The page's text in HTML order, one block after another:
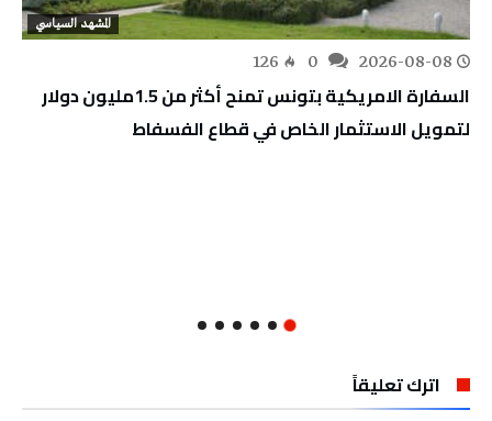
المشهد السياسي
2026-08-08
126
السفارة الامريكية بتونس تمنح أكثر من 1.5مليون دولار
لتمويل الاستثمار الخاص في قطاع الفسفاط
اترك تعليقاً